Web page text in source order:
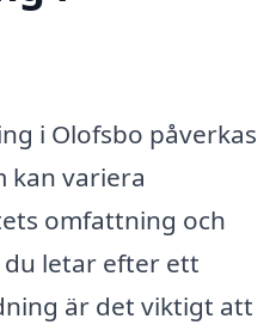
i Olofsbo påverkas
kan variera
omfattning och
du letar efter ett
är det viktigt att